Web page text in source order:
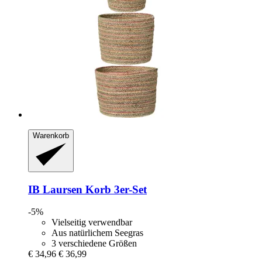
Warenkorb
IB Laursen Korb 3er-​Set
-5%
Vielseitig verwendbar
Aus natürlichem Seegras
3 verschiedene Größen
€ 34,96 € 36,99